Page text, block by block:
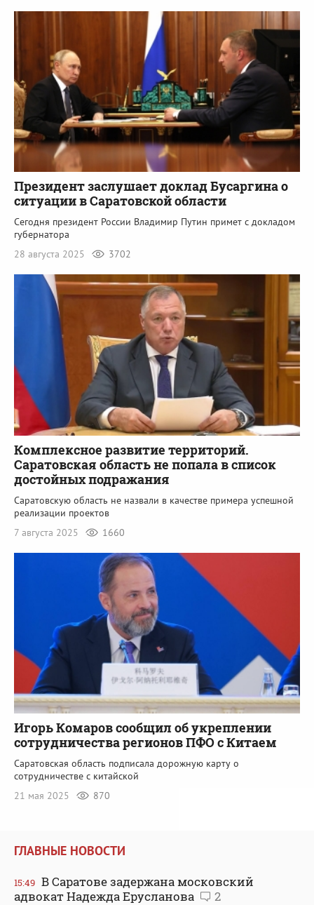
Президент заслушает доклад Бусаргина о
ситуации в Саратовской области
Сегодня президент России Владимир Путин примет с докладом
губернатора
28 августа 2025
3702
Комплексное развитие территорий.
Саратовская область не попала в список
достойных подражания
Саратовскую область не назвали в качестве примера успешной
реализации проектов
7 августа 2025
1660
Игорь Комаров сообщил об укреплении
сотрудничества регионов ПФО с Китаем
Саратовская область подписала дорожную карту о
сотрудничестве с китайской
21 мая 2025
870
ГЛАВНЫЕ НОВОСТИ
15:49 В Саратове задержана московский
адвокат Надежда Ерусланова
2